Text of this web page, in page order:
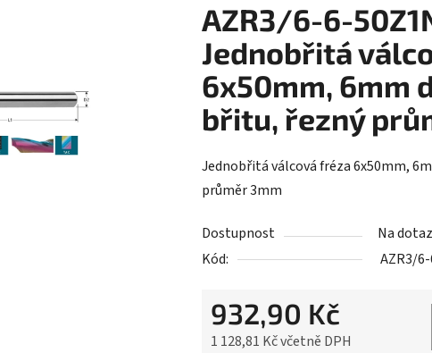
AZR3/6-6-
Jednobřitá
6x50mm, 6mm
břitu, řezný
Jednobřitá válcová fréza 6x50mm,
průměr 3mm
Dostupnost
Na dotaz
Kód:
AZR3/
932,90 Kč
1 128,81 Kč včetně DPH